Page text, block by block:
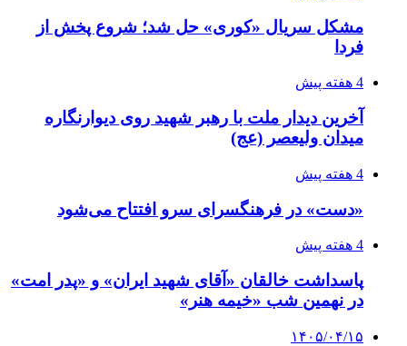
مشکل سریال «کوری» حل شد؛ شروع پخش از
فردا
4 هفته پیش
آخرین دیدار ملت با رهبر شهید روی دیوارنگاره
میدان ولیعصر (عج)
4 هفته پیش
«دست» در فرهنگسرای سرو افتتاح می‌شود
4 هفته پیش
پاسداشت خالقان «آقای شهید ایران» و «پدر امت»
در نهمین شب «خیمه هنر»
۱۴۰۵/۰۴/۱۵